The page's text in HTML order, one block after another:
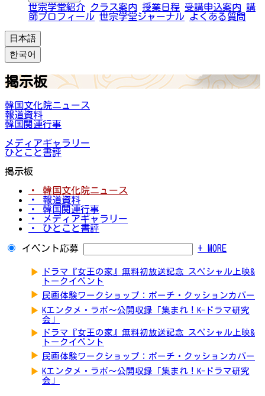
世宗学堂紹介 クラス案内 授業日程 受講申込案内 講
師プロフィール 世宗学堂ジャーナル よくある質問
日本語
한국어
掲示板
韓国文化院ニュース
報道資料
韓国関連行事
メディアギャラリー
ひとこと書評
掲示板
・ 韓国文化院ニュース
・ 報道資料
・ 韓国関連行事
・ メディアギャラリー
・ ひとこと書評
イベント応募 + MORE
▶
ドラマ『女王の家』無料初放送記念 スペシャル上映&
トークイベント
▶ 民画体験ワークショップ：ポーチ・クッションカバー
▶ Kエンタメ・ラボ～公開収録「集まれ！K-ドラマ研究
会」
▶
ドラマ『女王の家』無料初放送記念 スペシャル上映&
トークイベント
▶ 民画体験ワークショップ：ポーチ・クッションカバー
▶ Kエンタメ・ラボ～公開収録「集まれ！K-ドラマ研究
会」